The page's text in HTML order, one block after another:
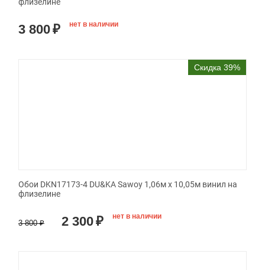
флизелине
3 800₽ нет в наличии
Скидка 39%
Обои DKN17173-4 DU&KA Sawoy 1,06м х 10,05м винил на
флизелине
3 800 ₽ 2 300₽ нет в наличии